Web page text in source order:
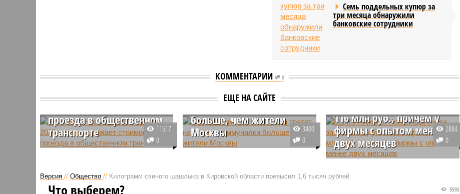
Семь поддельных купюр за
три месяца обнаружили
банковские сотрудники
КОММЕНТАРИИ 0
ЕЩЕ НА САЙТЕ
В Нижнем Новгороде с 1
января 2020 года
проезда в общественном
транспорте
В Нижнем Новгороде проезд за
маршрутах компании «Лидер-
Транс». Отмечается, что у этого
11517
0
Жители Нижнего
Новгорода тратят на
оплату коммуналки
больше, чем жители
Москвы
Согласно исследованиям,
России, жители Нижнего
3400
0
ЕЦМЗ Нижнего
продукты без торгов на
116 млн руб., причем у
фирмы с опытом менее
двух месяцев
Очередные закупки «Единого
(ЕЦМЗ) стали поводом для
вопросов. На этот раз поставщик
2884
0
Версия // Общество // Килограмм свиного шашлыка в Кировской области превысил 1,6 тысяч рублей
5592
Что выберем?